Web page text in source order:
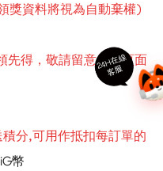
獎資料將視為自動棄權)
得，敬請留意領取頁面
分,可用作抵扣每訂單的
幣
24
H
在
線
客
服